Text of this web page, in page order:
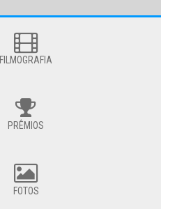
FILMOGRAFIA
PRÊMIOS
FOTOS